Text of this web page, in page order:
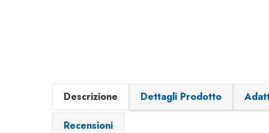
Descrizione Dettagli Prodotto
Recensioni